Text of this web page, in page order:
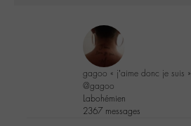
gagoo « j’aime donc je suis »
@gagoo
Labohémien
2367 messages